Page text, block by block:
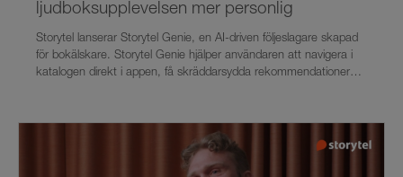
ljudboksupplevelsen mer personlig
Storytel lanserar Storytel Genie, en AI-driven följeslagare skapad
för bokälskare. Storytel Genie hjälper användaren att navigera i
katalogen direkt i appen, få skräddarsydda rekommendationer
information om Storytel Genie finns på presstjänsten.